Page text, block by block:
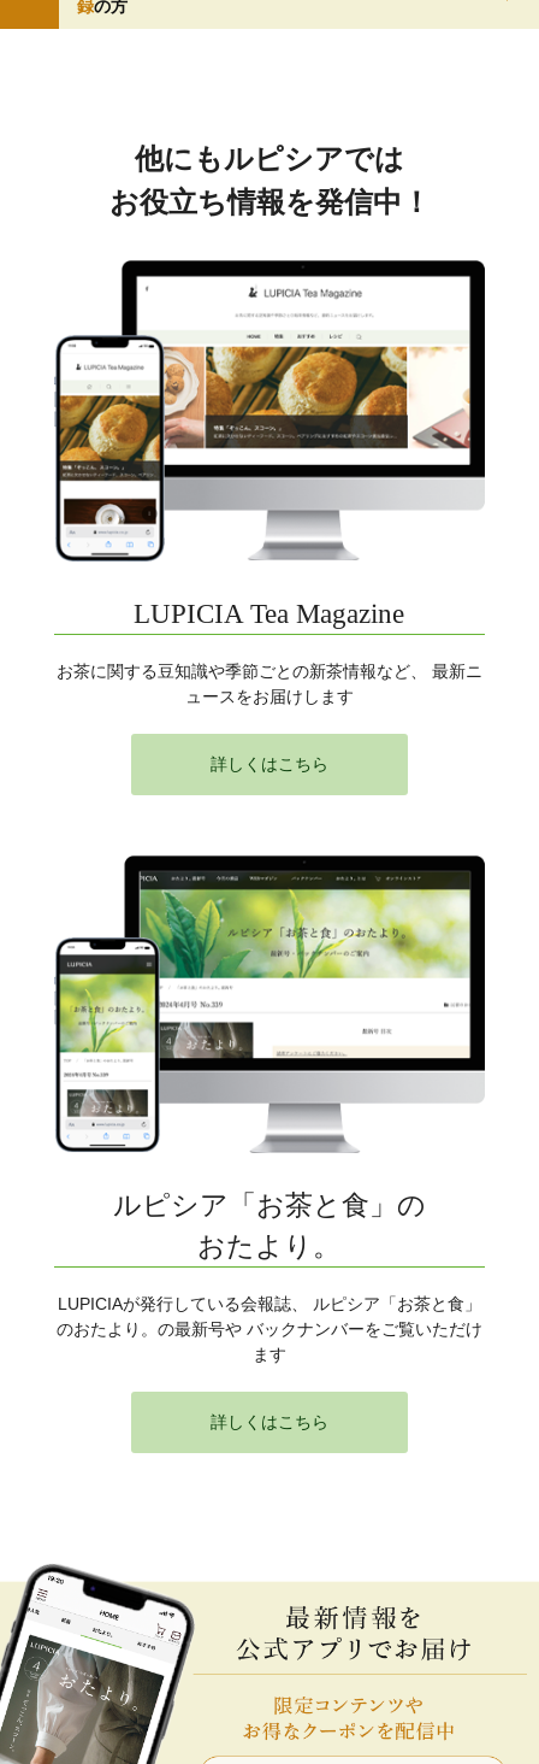
録の方
他にもルピシアでは
お役立ち情報を発信中！
LUPICIA Tea Magazine
お茶に関する豆知識や季節ごとの新茶情報など、 最新ニ
ュースをお届けします
詳しくはこちら
ルピシア「お茶と食」の
おたより。
LUPICIAが発行している会報誌、 ルピシア「お茶と食」
のおたより。の最新号や バックナンバーをご覧いただけ
ます
詳しくはこちら